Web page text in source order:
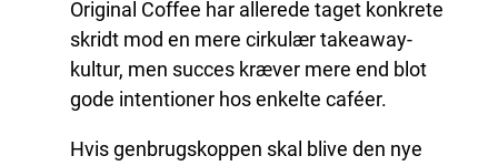
Original Coffee har allerede taget konkrete
skridt mod en mere cirkulær takeaway-
kultur, men succes kræver mere end blot
gode intentioner hos enkelte caféer.
Hvis genbrugskoppen skal blive den nye